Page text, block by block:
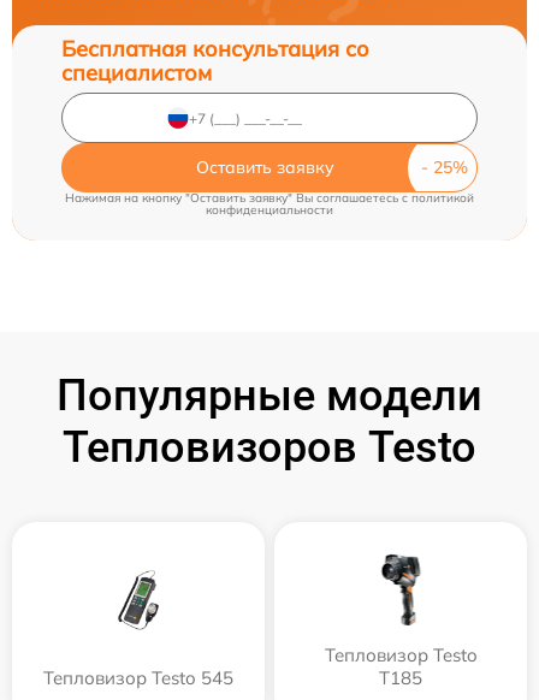
Бесплатная консультация со
специалистом
Оставить заявку
Нажимая на кнопку "Оставить заявку" Вы соглашаетесь cполитикой
конфиденциальности
Популярные модели
Тепловизоров Testo
Тепловизор Testo 545
Тепловизор Testo
T185